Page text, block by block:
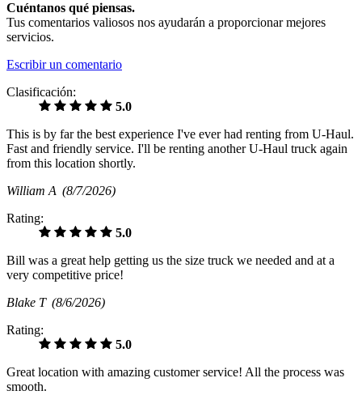
Cuéntanos qué piensas.
Tus comentarios valiosos nos ayudarán a proporcionar mejores
servicios.
Escribir un comentario
Clasificación:
5.0
This is by far the best experience I've ever had renting from U-Haul.
Fast and friendly service. I'll be renting another U-Haul truck again
from this location shortly.
William A (8/7/2026)
Rating:
5.0
Bill was a great help getting us the size truck we needed and at a
very competitive price!
Blake T (8/6/2026)
Rating:
5.0
Great location with amazing customer service! All the process was
smooth.